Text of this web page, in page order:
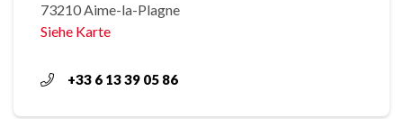
73210 Aime-la-Plagne
Siehe Karte
+33 6 13 39 05 86